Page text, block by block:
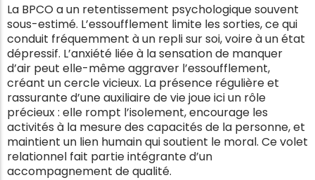
La BPCO a un retentissement psychologique souvent
sous-estimé. L’essoufflement limite les sorties, ce qui
conduit fréquemment à un repli sur soi, voire à un état
dépressif. L’anxiété liée à la sensation de manquer
d’air peut elle-même aggraver l’essoufflement,
créant un cercle vicieux. La présence régulière et
rassurante d’une auxiliaire de vie joue ici un rôle
précieux : elle rompt l’isolement, encourage les
activités à la mesure des capacités de la personne, et
maintient un lien humain qui soutient le moral. Ce volet
relationnel fait partie intégrante d’un
accompagnement de qualité.